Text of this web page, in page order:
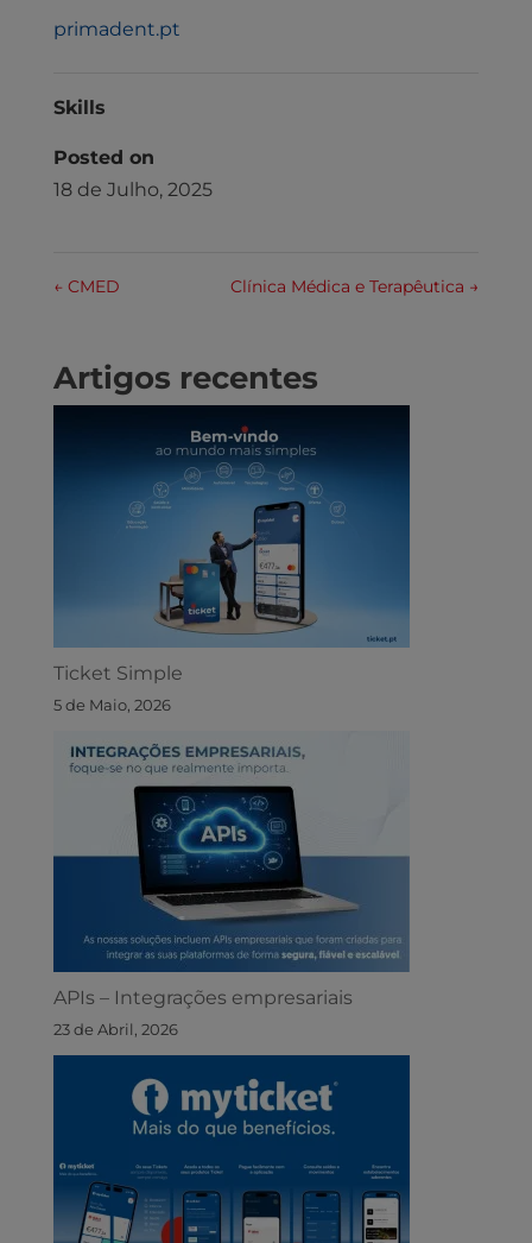
primadent.pt
Skills
Posted on
18 de Julho, 2025
←CMED Clínica Médica e Terapêutica →
Artigos recentes
Ticket Simple
5 de Maio, 2026
APIs – Integrações empresariais
23 de Abril, 2026